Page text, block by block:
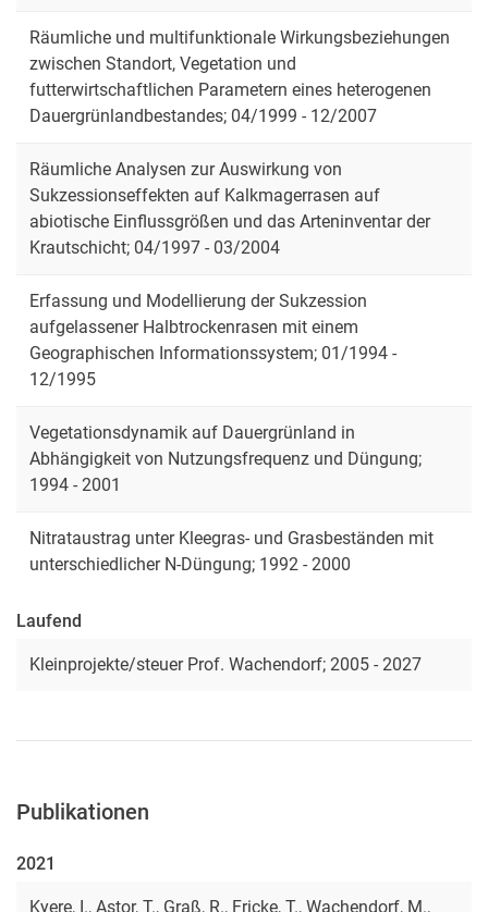
Räumliche und multifunktionale Wirkungsbeziehungen
zwischen Standort, Vegetation und
futterwirtschaftlichen Parametern eines heterogenen
Dauergrünlandbestandes; 04/1999 - 12/2007
Räumliche Analysen zur Auswirkung von
Sukzessionseffekten auf Kalkmagerrasen auf
abiotische Einflussgrößen und das Arteninventar der
Krautschicht; 04/1997 - 03/2004
Erfassung und Modellierung der Sukzession
aufgelassener Halbtrockenrasen mit einem
Geographischen Informationssystem; 01/1994 -
12/1995
Vegetationsdynamik auf Dauergrünland in
Abhängigkeit von Nutzungsfrequenz und Düngung;
1994 - 2001
Nitrataustrag unter Kleegras- und Grasbeständen mit
unterschiedlicher N-Düngung; 1992 - 2000
Laufend
Kleinprojekte/steuer Prof. Wachendorf; 2005 - 2027
Publikationen
2021
Kyere, I., Astor, T., Graß, R., Fricke, T., Wachendorf, M.,